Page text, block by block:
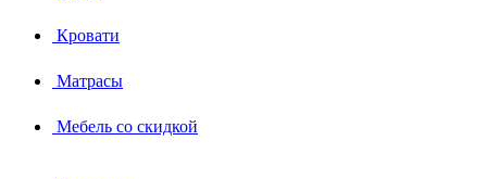
Кровати
Матрасы
Мебель со скидкой